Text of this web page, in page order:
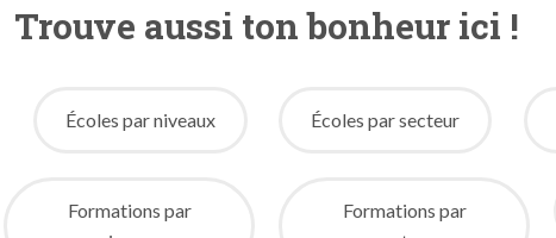
Trouve aussi ton bonheur ici !
Écoles par niveaux Écoles par secteur
Formations par
Formations par